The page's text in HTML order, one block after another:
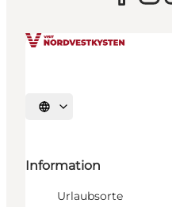
Sprache auswählen
Information
Urlaubsorte